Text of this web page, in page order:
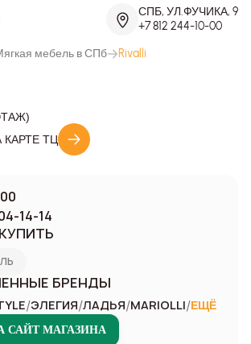
СПБ, УЛ.ФУЧИКА, 9
+7 812 244-10-00
мебель в СПб Rivalli
ТЦ
14-14
БРЕНДЫ
/ЭЛЕГИЯ/ЛАДЬЯ/MARIOLLI/ЕЩЁ
САЙТ МАГАЗИНА